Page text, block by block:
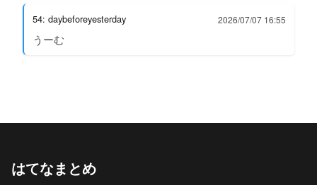
54: daybeforeyesterday 2026/07/07 16:55
うーむ
はてなまとめ